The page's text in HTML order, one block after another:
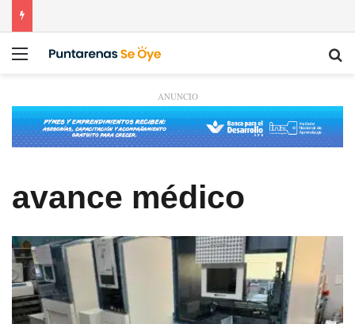
Menú
ANUNCIO
avance médico